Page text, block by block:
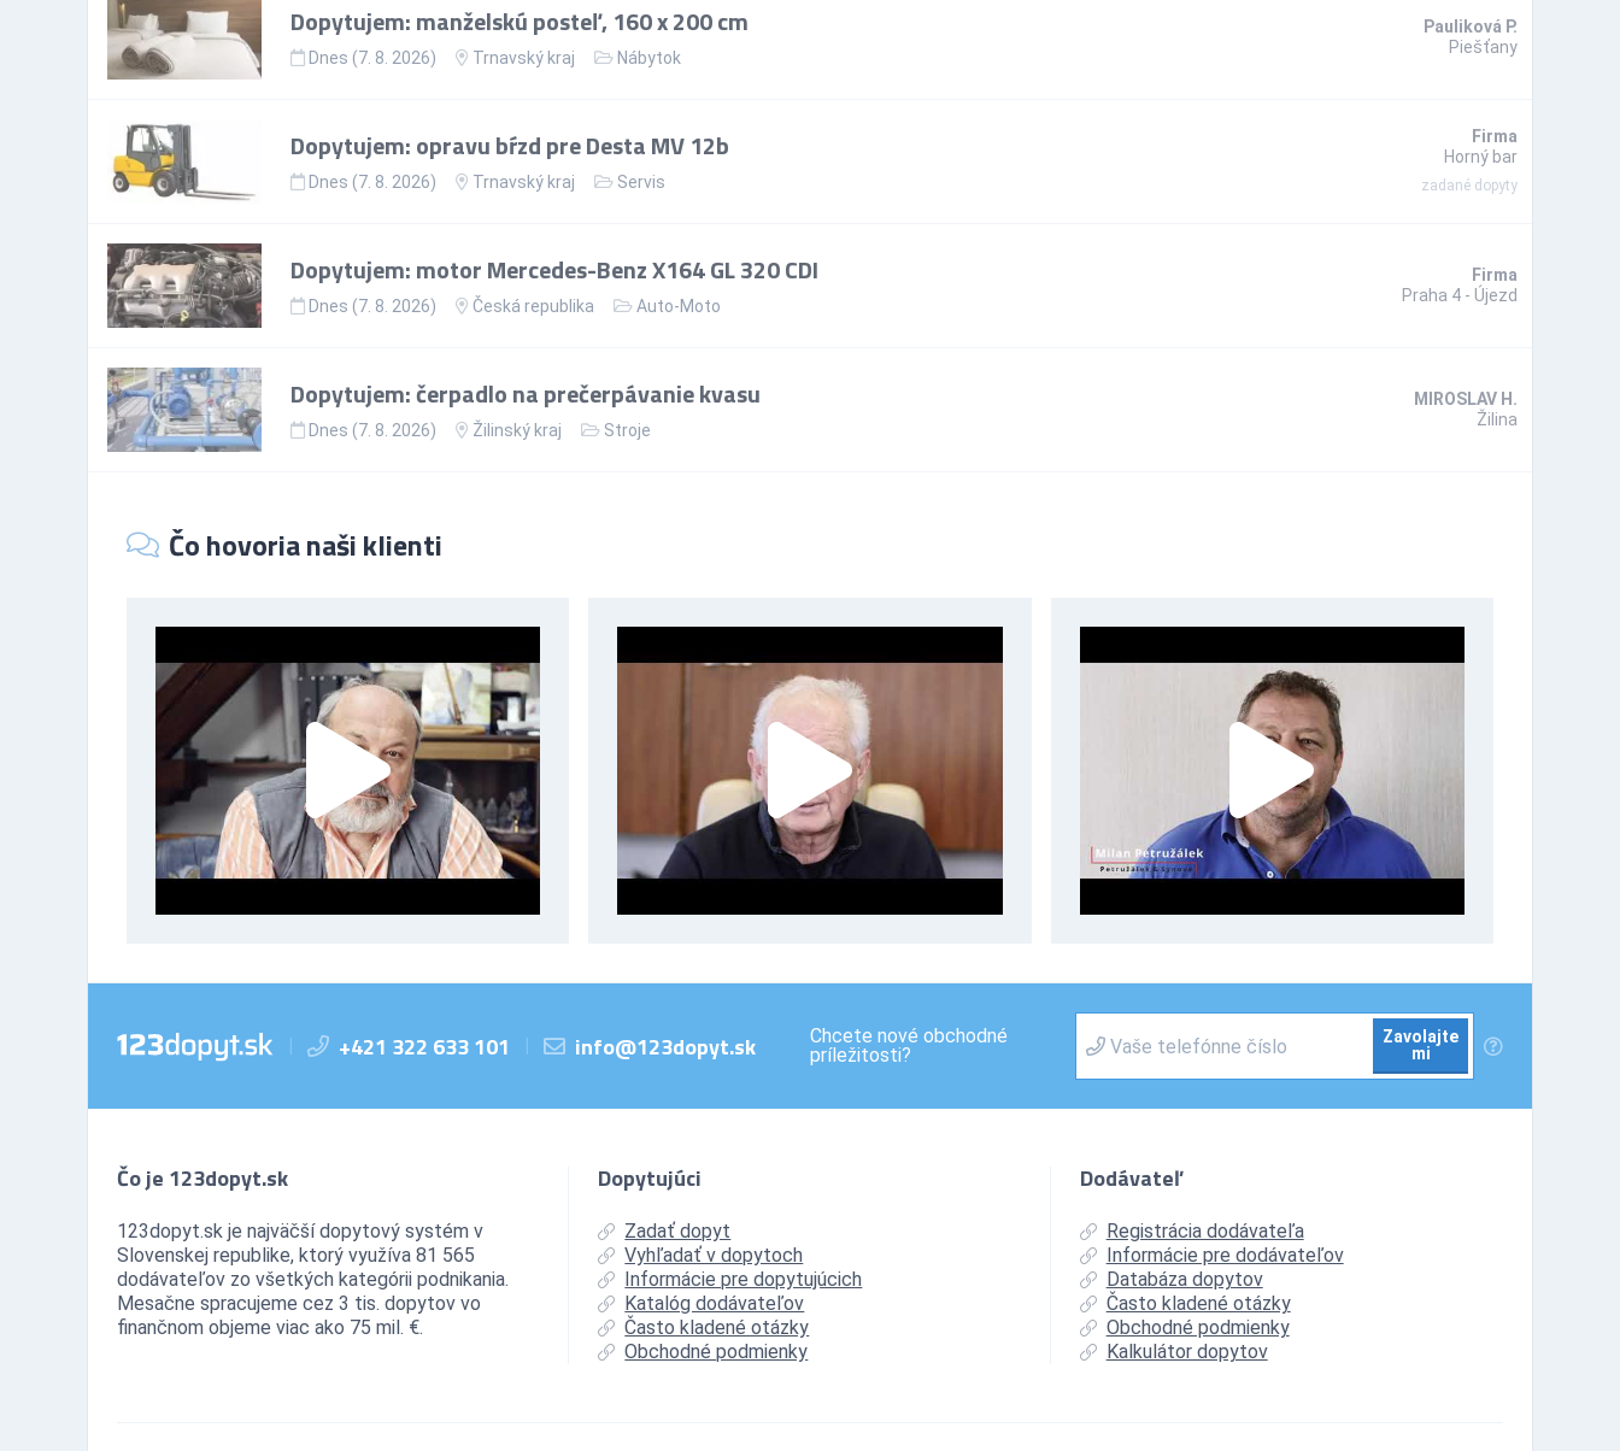
Dopytujem: manželskú posteľ, 160 x 200 cm
Dnes (7. 8. 2026) Trnavský kraj Nábytok
Pauliková P.
Piešťany
Dopytujem: opravu bŕzd pre Desta MV 12b
Dnes (7. 8. 2026) Trnavský kraj Servis
Firma
Horný bar
zadané dopyty
Dopytujem: motor Mercedes-Benz X164 GL 320 CDI
Dnes (7. 8. 2026) Česká republika Auto-Moto
Firma
Praha 4 - Újezd
Dopytujem: čerpadlo na prečerpávanie kvasu
Dnes (7. 8. 2026) Žilinský kraj Stroje
MIROSLAV H.
Žilina
Čo hovoria naši klienti
+421 322 633 101 info@123dopyt.sk
Chcete nové obchodné
príležitosti?
Zavolajte
mi
Čo je 123dopyt.sk
123dopyt.sk je najväčší dopytový systém v
Slovenskej republike, ktorý využíva 81 565
dodávateľov zo všetkých kategórii podnikania.
Mesačne spracujeme cez 3 tis. dopytov vo
finančnom objeme viac ako 75 mil. €.
Dopytujúci
Zadať dopyt
Vyhľadať v dopytoch
Informácie pre dopytujúcich
Katalóg dodávateľov
Často kladené otázky
Obchodné podmienky
Dodávateľ
Registrácia dodávateľa
Informácie pre dodávateľov
Databáza dopytov
Často kladené otázky
Obchodné podmienky
Kalkulátor dopytov